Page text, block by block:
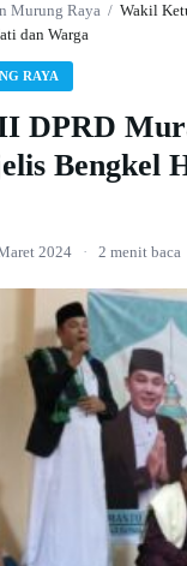
Murung Raya / Wakil
dan Warga
RAYA
DPRD
Bengkel
2024 · 2 menit baca